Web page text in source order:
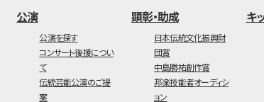
公演
公演を探す
コンサート後援につい
て
伝統芸能公演のご提
案
顕彰・助成
日本伝統文化振興財
団賞
中島勝祐創作賞
邦楽技能者オーディシ
ョン
キ